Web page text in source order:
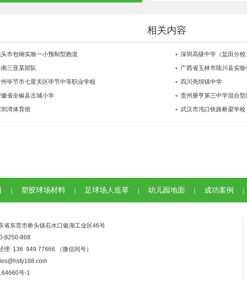
相关内容
市包钢实验一小预制型跑道
深圳高级中学（盐田分校
三亚某部队
广西省玉林市陆川县实验
毕节市七星关区毕节中等职业学校
四川尧坝镇中学
省全椒县古城小学
贵州册亨第三中学混合型
湾体育馆
武汉市沌口铁路桥梁学校
塑胶球场材料 足球场人造草 幼儿园地面 成功案例
省东莞市桥头镇石水口银湖工业区46号
8250-868
理 136 949 77666 （微信同号）
号-1